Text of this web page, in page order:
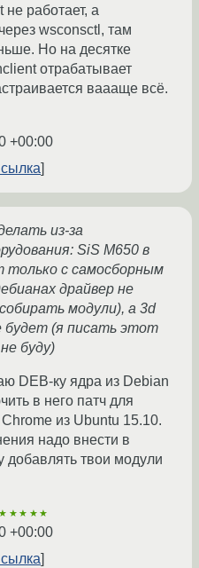
работает, а
wsconsctl, там
Но на десятке
отрабатывает
ваааще всё.
+00:00
из-за
SiS M650 в
только с самосборным
драйвер не
модули), а 3d
будет (я писать этот
буду)
DEB-ку ядра из Debian
в него патч для
из Ubuntu 15.10.
надо внести в
добавлять твои модули
★★★★★
+00:00